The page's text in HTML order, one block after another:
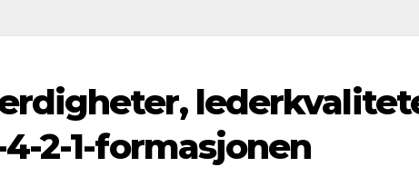
2-1-formasjonen